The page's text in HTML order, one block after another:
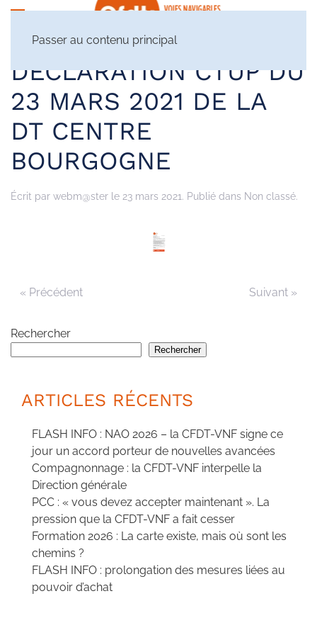
Passer au contenu principal
DÉCLARATION CTUP DU
23 MARS 2021 DE LA
DT CENTRE
BOURGOGNE
Écrit par webm@ster le 23 mars 2021. Publié dans Non classé.
« Précédent Suivant »
Rechercher
Rechercher
ARTICLES RÉCENTS
FLASH INFO : NAO 2026 – la CFDT-VNF signe ce
jour un accord porteur de nouvelles avancées
Compagnonnage : la CFDT-VNF interpelle la
Direction générale
PCC : « vous devez accepter maintenant ». La
pression que la CFDT-VNF a fait cesser
Formation 2026 : La carte existe, mais où sont les
chemins ?
FLASH INFO : prolongation des mesures liées au
pouvoir d’achat